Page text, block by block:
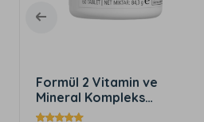
Formül 2 Vitamin ve
Mineral Kompleks
Erkekler İçin 60 Tablet